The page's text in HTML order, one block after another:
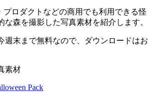
プロダクトなどの商用でも利用できる怪
な森を撮影した写真素材を紹介します。
週末まで無料なので、ダウンロードはお
Pack